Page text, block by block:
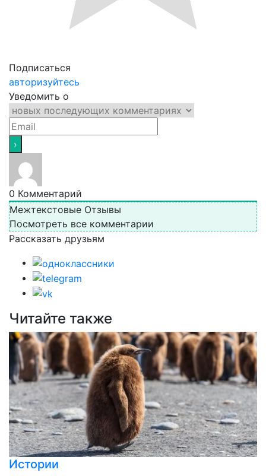
Подписаться
авторизуйтесь
Уведомить о
0 Комментарий
Межтекстовые Отзывы
Посмотреть все комментарии
Рассказать друзьям
Читайте также
Истории